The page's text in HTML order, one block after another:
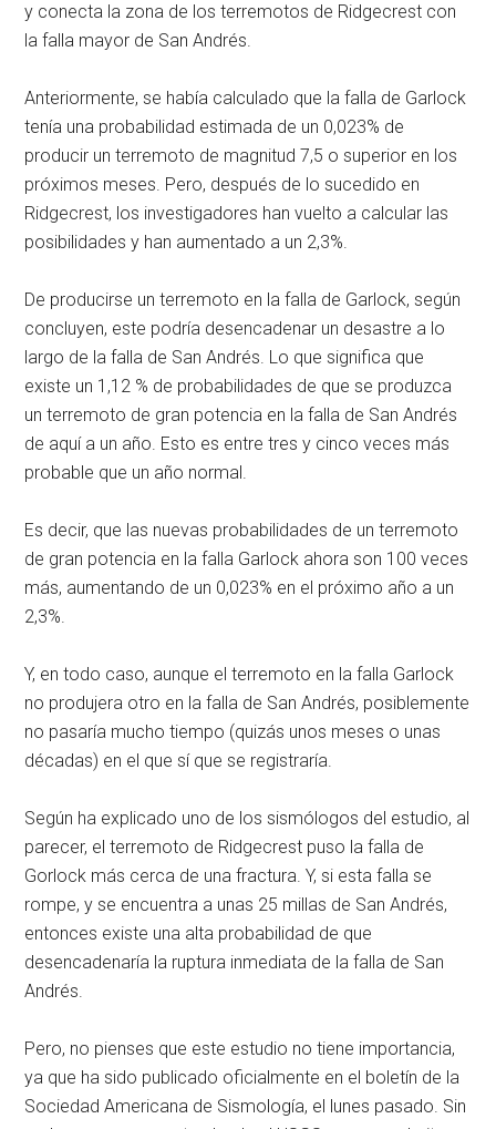
y conecta la zona de los terremotos de Ridgecrest con
la falla mayor de San Andrés.
Anteriormente, se había calculado que la falla de Garlock
tenía una probabilidad estimada de un 0,023% de
producir un terremoto de magnitud 7,5 o superior en los
próximos meses. Pero, después de lo sucedido en
Ridgecrest, los investigadores han vuelto a calcular las
posibilidades y han aumentado a un 2,3%.
De producirse un terremoto en la falla de Garlock, según
concluyen, este podría desencadenar un desastre a lo
largo de la falla de San Andrés. Lo que significa que
existe un 1,12 % de probabilidades de que se produzca
un terremoto de gran potencia en la falla de San Andrés
de aquí a un año. Esto es entre tres y cinco veces más
probable que un año normal.
Es decir, que las nuevas probabilidades de un terremoto
de gran potencia en la falla Garlock ahora son 100 veces
más, aumentando de un 0,023% en el próximo año a un
2,3%.
Y, en todo caso, aunque el terremoto en la falla Garlock
no produjera otro en la falla de San Andrés, posiblemente
no pasaría mucho tiempo (quizás unos meses o unas
décadas) en el que sí que se registraría.
Según ha explicado uno de los sismólogos del estudio, al
parecer, el terremoto de Ridgecrest puso la falla de
Gorlock más cerca de una fractura. Y, si esta falla se
rompe, y se encuentra a unas 25 millas de San Andrés,
entonces existe una alta probabilidad de que
desencadenaría la ruptura inmediata de la falla de San
Andrés.
Pero, no pienses que este estudio no tiene importancia,
ya que ha sido publicado oficialmente en el boletín de la
Sociedad Americana de Sismología, el lunes pasado. Sin